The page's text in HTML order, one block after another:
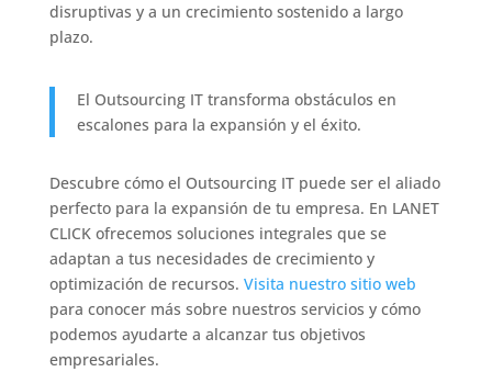
disruptivas y a un crecimiento sostenido a largo
plazo.
El Outsourcing IT transforma obstáculos en
escalones para la expansión y el éxito.
Descubre cómo el Outsourcing IT puede ser el aliado
perfecto para la expansión de tu empresa. En LANET
CLICK ofrecemos soluciones integrales que se
adaptan a tus necesidades de crecimiento y
optimización de recursos. Visita nuestro sitio web
para conocer más sobre nuestros servicios y cómo
podemos ayudarte a alcanzar tus objetivos
empresariales.